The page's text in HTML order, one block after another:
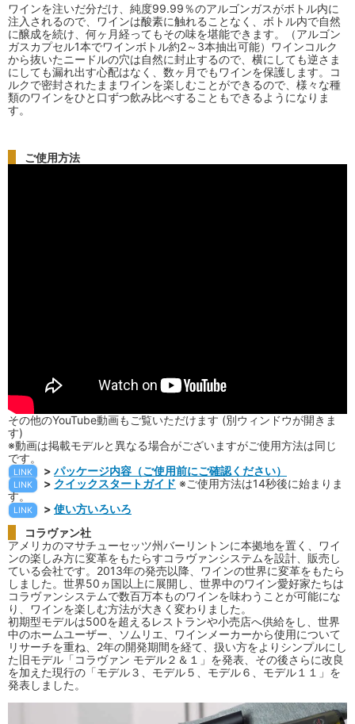
ワインを注いだ分だけ、純度99.99％のアルゴンガスがボトル内に
注入されるので、ワインは酸素に触れることなく、ボトル内で自然
に醸成を続け、何ヶ月経ってもその味を堪能できます。（アルゴン
ガスカプセル1本でワインボトル約2～3本抽出可能）ワインコルク
から抜いたニードルの穴は自然に封止するので、横にしても逆さま
にしても漏れ出す心配はなく、数ヶ月でもワインを保護します。コ
ルクで密封されたままワインを楽しむことができるので、様々な種
類のワインをひと口ずつ飲み比べすることもできるようになりま
す。
ご使用方法
その他のYouTube動画もご覧いただけます (別ウィンドウが開きま
す)
※動画は掲載モデルと異なる場合がございますがご使用方法は同じ
です。
LINK > パッケージ内容（ご使用前にご確認ください）
LINK > クイックスタートガイド ※ご使用方法は14秒後に始まりま
す。
LINK > 使い方いろいろ
コラヴァン社
アメリカのマサチューセッツ州バーリントンに本拠地を置く、ワイ
ンの楽しみ方に変革をもたらすコラヴァンシステムを設計、販売し
ている会社です。2013年の発売以降、ワインの世界に変革をもたら
しました。世界50ヵ国以上に展開し、世界中のワイン愛好家たちは
コラヴァンシステムで数百万本ものワインを味わうことが可能にな
り、ワインを楽しむ方法が大きく変わりました。
初期型モデルは500を超えるレストランや小売店へ供給をし、世界
中のホームユーザー、ソムリエ、ワインメーカーから使用について
リサーチを重ね、2年の開発期間を経て、扱い方をよりシンプルにし
た旧モデル「コラヴァン モデル２＆１」を発表、その後さらに改良
を加えた現行の「モデル３、モデル５、モデル６、モデル１１」を
発表しました。